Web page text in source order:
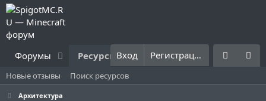
Форумы Ресурсы Что нового? Правила
Вход Регистрация
Новые отзывы Поиск ресурсов
Архитектура